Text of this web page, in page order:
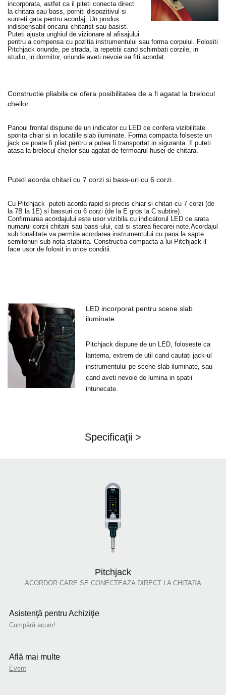
incorporata, astfet ca il piteti conecta direct
la chitara sau bass, porniti dispozitivul si
sunteti gata pentru acordaj. Un produs
indispensabil oricarui chitarist sau basist.
Puteti ajusta unghiul de vizionare al afisajului
pentru a compensa cu pozitia instrumentului sau forma corpului. Folositi
Pitchjack oriunde, pe strada, la repetitii cand schimbati corzile, in
studio, in dormitor, oriunde aveti nevoie sa fiti acordat.
Constructie pliabila ce ofera posibilitatea de a fi agatat la brelocul
cheilor.
Panoul frontal dispune de un indicator cu LED ce confera vizibilitate
sporita chiar si in locatiile slab iluminate. Forma compacta folseste un
jack ce poate fi pliat pentru a putea fi transportat in siguranta. Il puteti
atasa la brelocul cheilor sau agatat de fermoarul husei de chitara.
Puteti acorda chitari cu 7 corzi si bass-uri cu 6 corzi.
Cu Pitchjack puteti acorda rapid si precis chiar si chitari cu 7 corzi (de
la 7B la 1E) si bassuri cu 6 corzi (de la E gros la C subtire).
Confirmarea acordajului este usor vizibila cu indicatorul LED ce arata
numarul corzii chitarii sau bass-ului, cat si starea fiecarei note.Acordajul
sub tonalitate va permite acordarea instrumentului cu pana la sapte
semitonuri sub nota stabilita. Constructia compacta a lui Pitchjack il
face usor de folosit in orice conditii.
LED incorporat pentru scene slab
iluminate.
Pitchjack dispune de un LED, foloseste ca
lanterna, extrem de util cand cautati jack-ul
instrumentului pe scene slab iluminate, sau
cand aveti nevoie de lumina in spatii
intunecate.
Specificaţii >
Pitchjack
ACORDOR CARE SE CONECTEAZA DIRECT LA CHITARA
Asistenţă pentru Achiziţie
Cumpără acum!
Află mai multe
Event